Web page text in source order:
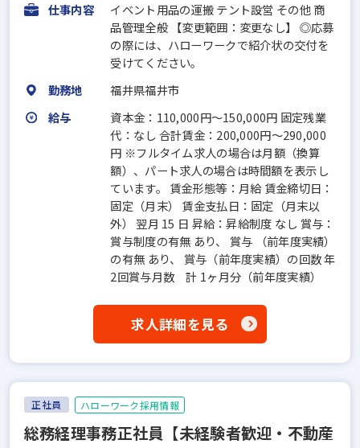
仕事内容
イベント用品の運搬 テント設営 その他 商
品管理全般 【変更範囲：変更なし】 ◎応募
の際には、ハローワークで紹介状の交付を
受けてください。
勤務地
福井県福井市
給与
資本金：110,000円〜150,000円 固定残業
代：なし 合計賃金：200,000円～290,000
円 ※フルタイム求人の場合は月額（換算
額）、パート求人の場合は時間額を表示し
ています。 賃金形態等：月給 賃金締切日：
固定（月末） 賃金支払日：固定（月末以
外） 翌月 15 日 昇給：昇給制度 なし 賞与：
賞与制度の有無 あり、 賞与 （前年度実績）
の有無 あり、 賞与（前年度実績）の回数 年
2回賞与月数 計 1ヶ月分（前年度実績）
求人詳細を見る
正社員 ハローワーク採用情報
総務経理事務正社員【未経験者歓迎・不動産